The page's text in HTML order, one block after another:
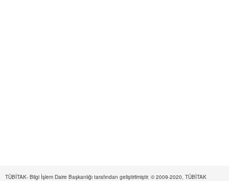
TÜBİTAK- Bilgi İşlem Daire Başkanlığı tarafından geliştirilmiştir. © 2009-2020, TÜBİTAK